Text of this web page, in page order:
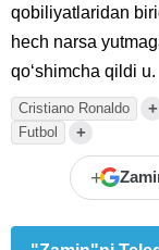
qobiliyatlaridan
hech narsa
qoʻshimcha qildi u.
Cristiano Ronaldo +
Futbol +
+